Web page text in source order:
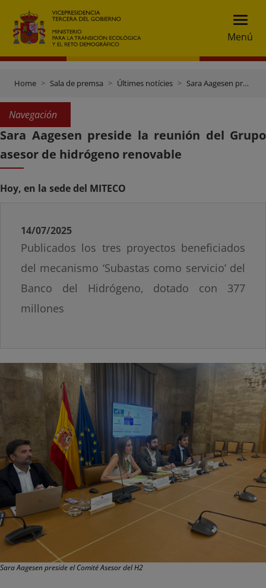
Menú
Home Sala de premsa Últimes notícies Sara Aagesen preside la reunión del Grupo asesor de hidrógeno renovable
Navegación
Sara Aagesen preside la reunión del Grupo
asesor de hidrógeno renovable
Hoy, en la sede del MITECO
14/07/2025
Publicados los tres proyectos beneficiados
del mecanismo ‘Subastas como servicio’ del
Banco del Hidrógeno, dotado con 377
millones
Sara Aagesen preside el Comité Asesor del H2